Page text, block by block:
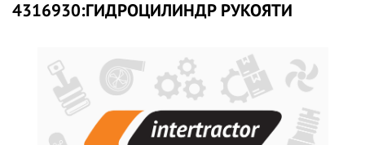
4316930:ГИДРОЦИЛИНДР РУКОЯТИ